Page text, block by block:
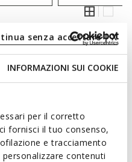
INFORMAZIONI SUI COOKIE
per il corretto
fornisci il tuo consenso,
e tracciamento
contenuti
senza accettare | X
SPECIAL PRICES